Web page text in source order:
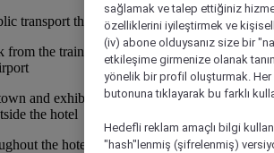
transport throughout the entire city of Basel
from the train stations and 20 minutes' bus
and exhibition center using trams 16 and
the hotel
the hotel
sağlamak ve talep ettiğiniz
özelliklerini iyileştirmek ve
(iv) abone olduysanız size bir
etkileşime girmenize olanak
yönelik bir profil oluşturmak.
butonuna tıklayarak bu farklı
Hedefli reklam amaçlı bilgi
"hash"lenmiş (şifrelenmiş)